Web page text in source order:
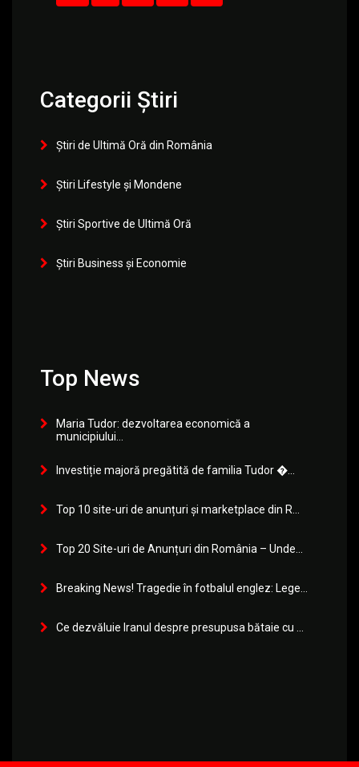
Categorii Știri
Știri de Ultimă Oră din România
Știri Lifestyle și Mondene
Știri Sportive de Ultimă Oră
Știri Business și Economie
Top News
Maria Tudor: dezvoltarea economică a
municipiului...
Investiție majoră pregătită de familia Tudor �...
Top 10 site-uri de anunțuri și marketplace din R...
Top 20 Site-uri de Anunțuri din România – Unde...
Breaking News! Tragedie în fotbalul englez: Lege...
Ce dezvăluie Iranul despre presupusa bătaie cu ...